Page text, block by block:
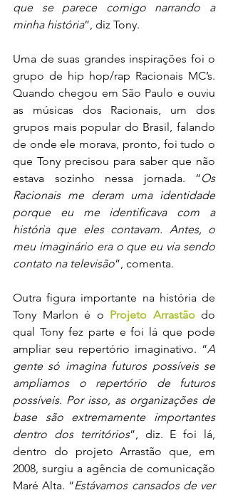
que se parece comigo narrando a
minha história”, diz Tony.
Uma de suas grandes inspirações foi o
grupo de hip hop/rap Racionais MC’s.
Quando chegou em São Paulo e ouviu
as músicas dos Racionais, um dos
grupos mais popular do Brasil, falando
de onde ele morava, pronto, foi tudo o
que Tony precisou para saber que não
estava sozinho nessa jornada. “Os
Racionais me deram uma identidade
porque eu me identificava com a
história que eles contavam. Antes, o
meu imaginário era o que eu via sendo
contato na televisão”, comenta.
Outra figura importante na história de
Tony Marlon é o Projeto Arrastão do
qual Tony fez parte e foi lá que pode
ampliar seu repertório imaginativo. “A
gente só imagina futuros possíveis se
ampliamos o repertório de futuros
possíveis. Por isso, as organizações de
base são extremamente importantes
dentro dos territórios”, diz. E foi lá,
dentro do projeto Arrastão que, em
2008, surgiu a agência de comunicação
Maré Alta. “Estávamos cansados de ver